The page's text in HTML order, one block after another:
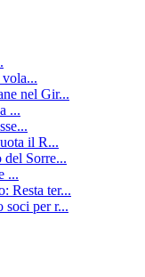
nel Gir...
...
il R...
Sorre...
...
Resta ter...
soci per r...